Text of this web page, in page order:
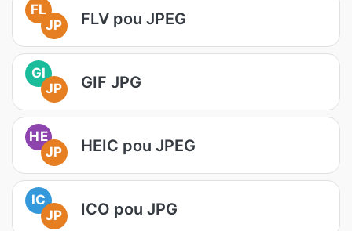
FL
JP
FLV pou JPEG
GI
JP
GIF JPG
HE
JP
HEIC pou JPEG
IC
JP
ICO pou JPG